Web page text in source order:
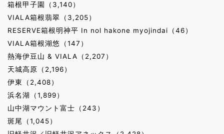
箱根甲子園（3,140）
VIALA箱根翡翠（3,205）
RESERVE箱根明神平 In nol hakone myojindai（46）
VIALA箱根湖悠（147）
熱海伊豆山 & VIALA（2,207）
天城高原（2,196）
伊東（2,408）
浜名湖（1,899）
山中湖マウント富士（243）
斑尾（1,045）